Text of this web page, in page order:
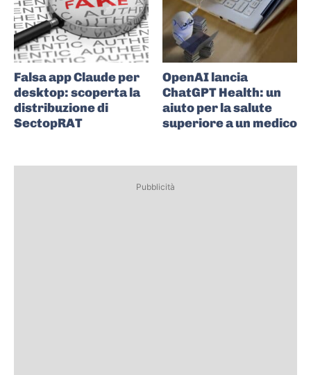
Falsa app Claude per
desktop: scoperta la
distribuzione di
SectopRAT
OpenAI lancia
ChatGPT Health: un
aiuto per la salute
superiore a un medico
Pubblicità